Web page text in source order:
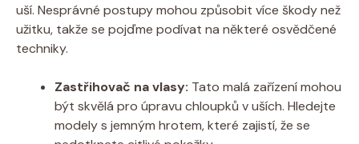
uší. Nesprávné postupy mohou způsobit více škody než
užitku, takže se pojďme podívat na některé osvědčené
techniky.
Zastřihovač na vlasy: Tato malá zařízení mohou
být skvělá pro úpravu chloupků v uších. Hledejte
modely s jemným hrotem, které zajistí, že se